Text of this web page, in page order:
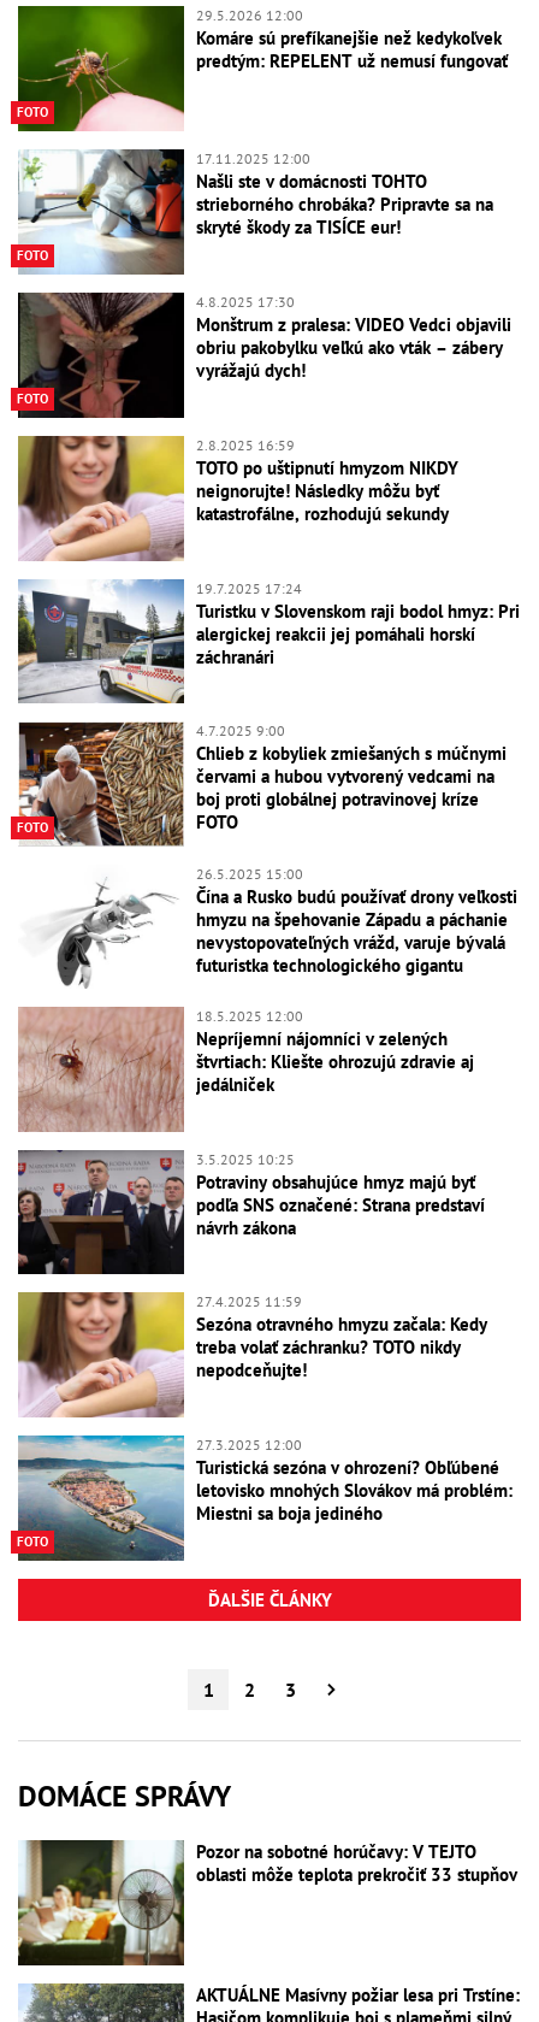
FOTO
29.5.2026 12:00
Komáre sú prefíkanejšie než kedykoľvek
predtým: REPELENT už nemusí fungovať
FOTO
17.11.2025 12:00
Našli ste v domácnosti TOHTO
strieborného chrobáka? Pripravte sa na
skryté škody za TISÍCE eur!
FOTO
4.8.2025 17:30
Monštrum z pralesa: VIDEO Vedci objavili
obriu pakobylku veľkú ako vták – zábery
vyrážajú dych!
2.8.2025 16:59
TOTO po uštipnutí hmyzom NIKDY
neignorujte! Následky môžu byť
katastrofálne, rozhodujú sekundy
19.7.2025 17:24
Turistku v Slovenskom raji bodol hmyz: Pri
alergickej reakcii jej pomáhali horskí
záchranári
FOTO
4.7.2025 9:00
Chlieb z kobyliek zmiešaných s múčnymi
červami a hubou vytvorený vedcami na
boj proti globálnej potravinovej kríze
FOTO
26.5.2025 15:00
Čína a Rusko budú používať drony veľkosti
hmyzu na špehovanie Západu a páchanie
nevystopovateľných vrážd, varuje bývalá
futuristka technologického gigantu
18.5.2025 12:00
Nepríjemní nájomníci v zelených
štvrtiach: Kliešte ohrozujú zdravie aj
jedálniček
3.5.2025 10:25
Potraviny obsahujúce hmyz majú byť
podľa SNS označené: Strana predstaví
návrh zákona
27.4.2025 11:59
Sezóna otravného hmyzu začala: Kedy
treba volať záchranku? TOTO nikdy
nepodceňujte!
FOTO
27.3.2025 12:00
Turistická sezóna v ohrození? Obľúbené
letovisko mnohých Slovákov má problém:
Miestni sa boja jediného
ĎALŠIE ČLÁNKY
1 2 3
DOMÁCE SPRÁVY
Pozor na sobotné horúčavy: V TEJTO
oblasti môže teplota prekročiť 33 stupňov
AKTUÁLNE Masívny požiar lesa pri Trstíne: